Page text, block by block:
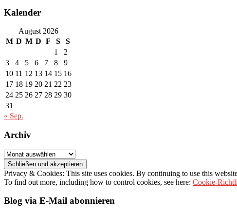
Kalender
August 2026
M D M D F S
S
1
2
3
4 5 6 7 8
9
10 11 12 13 14 15 16
17 18 19 20 21 22 23
24 25 26 27 28 29 30
31
« Sep.
Archiv
Archiv
Privacy & Cookies: This site uses cookies. By continuing to use this
To find out more, including how to control cookies, see here: Cookie-
Blog via E-Mail abonnieren